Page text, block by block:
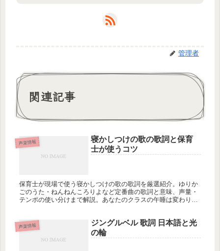
管理者
関連記事
声楽情報
寝かしつけの歌の歌詞と保育
士が使うコツ
保育士が現場で使う寝かしつけの歌の歌詞を厳選紹介。ゆりか
ごのうた・ねんねんころりよなど定番曲の歌詞と意味、声量・
テンポの使い分けまで解説。あなたのクラスの午睡は変わりま
声楽情報
ジングルベル 歌詞 日本語と光
の輪